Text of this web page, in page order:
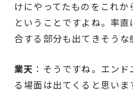
けにやってたものをこれか
ということですよね。率
合する部分も出てきそうな
業天 ：そうですね。エン
る場面は出てくると思いま